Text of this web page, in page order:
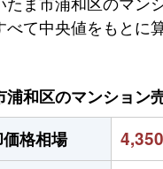
べて中央値をもとに
浦和区のマンション
格相場